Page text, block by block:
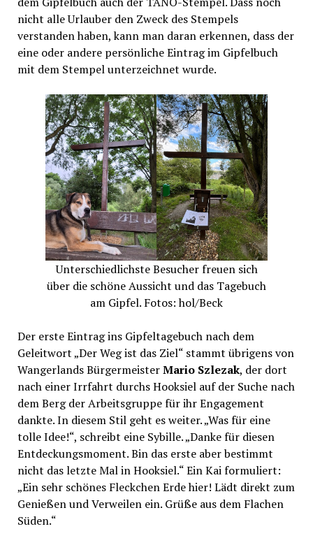
nicht alle Urlauber den Zweck des Stempels
verstanden haben, kann man daran erkennen, dass der
eine oder andere persönliche Eintrag im Gipfelbuch
mit dem Stempel unterzeichnet wurde.
Unterschiedlichste Besucher freuen sich
über die schöne Aussicht und das Tagebuch
am Gipfel. Fotos: hol/Beck
Der erste Eintrag ins Gipfeltagebuch nach dem
Geleitwort „Der Weg ist das Ziel“ stammt übrigens von
Wangerlands BürgermeisterMario Szlezak, der dort
nach einer Irrfahrt durchs Hooksiel auf der Suche nach
dem Berg der Arbeitsgruppe für ihr Engagement
dankte. In diesem Stil geht es weiter. „Was für eine
tolle Idee!“, schreibt eine Sybille. „Danke für diesen
Entdeckungsmoment. Bin das erste aber bestimmt
nicht das letzte Mal in Hooksiel.“ Ein Kai formuliert:
„Ein sehr schönes Fleckchen Erde hier! Lädt direkt zum
Genießen und Verweilen ein. Grüße aus dem Flachen
Süden.“